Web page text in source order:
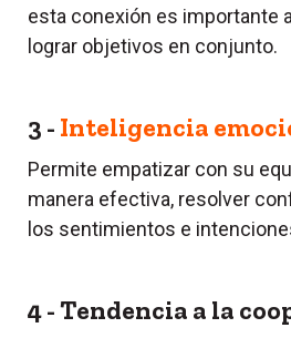
esta conexión es importante
lograr objetivos en conjunto.
3 - Inteligencia
Permite empatizar con su
manera efectiva, resolver
los sentimientos e
4 - Tendencia a la